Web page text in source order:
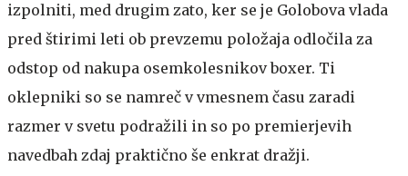
izpolniti, med drugim zato, ker se je Golobova vlada
pred štirimi leti ob prevzemu položaja odločila za
odstop od nakupa osemkolesnikov boxer. Ti
oklepniki so se namreč v vmesnem času zaradi
razmer v svetu podražili in so po premierjevih
navedbah zdaj praktično še enkrat dražji.